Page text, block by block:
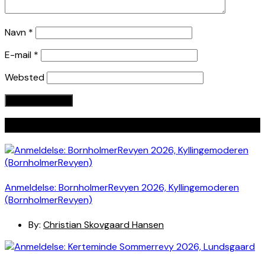
Navn *
E-mail *
Websted
Anmeldelse: BornholmerRevyen 2026, Kyllingemoderen
(BornholmerRevyen)
By: Christian Skovgaard Hansen